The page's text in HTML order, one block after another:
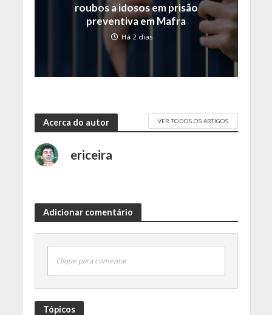
roubos a idosos em prisão
preventiva em Mafra
Há 2 dias
Acerca do autor VER TODOS OS ARTIGOS
ericeira
Adicionar comentário
Clique para comentar
Tópicos